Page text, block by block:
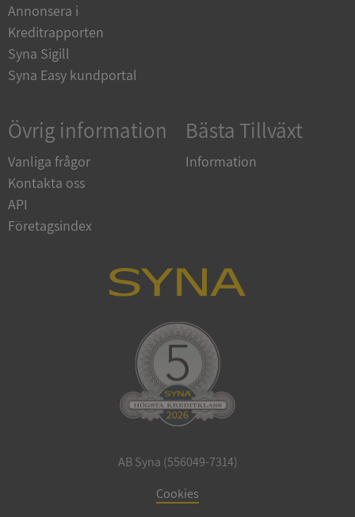
Annonsera i
Kreditrapporten
Syna Sigill
Syna Easy kundportal
Övrig information
Vanliga frågor
Kontakta oss
API
Företagsindex
Bästa Tillväxt
Information
AB Syna (556049-7314)
Cookies
__RequestVerificationToken
ARRAffinitySameSite
Microsoft
Corporation
.syna.se
ASP.NET_SessionId
Microsoft
Corporation